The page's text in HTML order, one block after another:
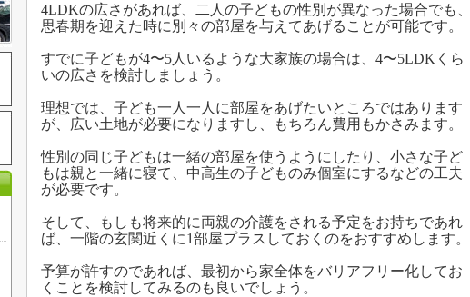
4LDKの広さがあれば、二人の子どもの性別が異なった場合でも、
思春期を迎えた時に別々の部屋を与えてあげることが可能です。
すでに子どもが4〜5人いるような大家族の場合は、4〜5LDKくら
いの広さを検討しましょう。
理想では、子ども一人一人に部屋をあげたいところではあります
が、広い土地が必要になりますし、もちろん費用もかさみます。
性別の同じ子どもは一緒の部屋を使うようにしたり、小さな子ど
もは親と一緒に寝て、中高生の子どものみ個室にするなどの工夫
が必要です。
そして、もしも将来的に両親の介護をされる予定をお持ちであれ
ば、一階の玄関近くに1部屋プラスしておくのをおすすめします。
予算が許すのであれば、最初から家全体をバリアフリー化してお
くことを検討してみるのも良いでしょう。